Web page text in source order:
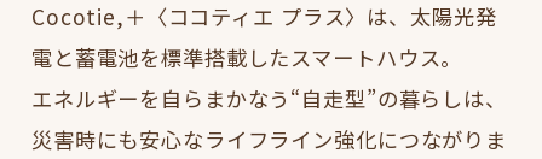
Cocotie,＋〈ココティエ プラス〉は、太陽光発
電と蓄電池を標準搭載したスマートハウス。
エネルギーを自らまかなう“自走型”の暮らしは、
災害時にも安心なライフライン強化につながりま